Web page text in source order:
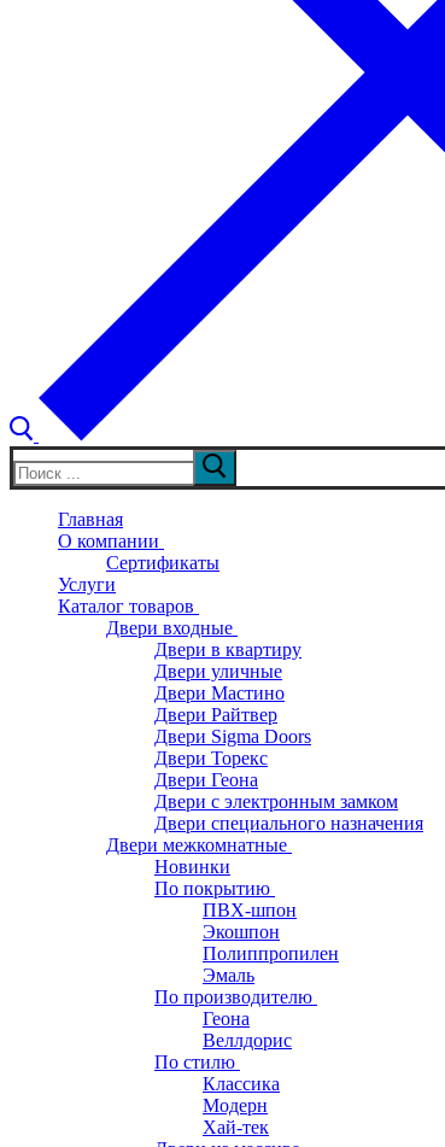
Искать:
Главная
О компании
Сертификаты
Услуги
Каталог товаров
Двери входные
Двери в квартиру
Двери уличные
Двери Мастино
Двери Райтвер
Двери Sigma Doors
Двери Торекс
Двери Геона
Двери с электронным замком
Двери специального назначения
Двери межкомнатные
Новинки
По покрытию
ПВХ-шпон
Экошпон
Полиппропилен
Эмаль
По производителю
Геона
Веллдорис
По стилю
Классика
Модерн
Хай-тек